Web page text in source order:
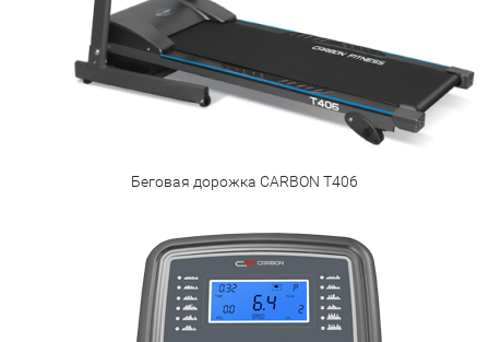
Беговая дорожка CARBON T406